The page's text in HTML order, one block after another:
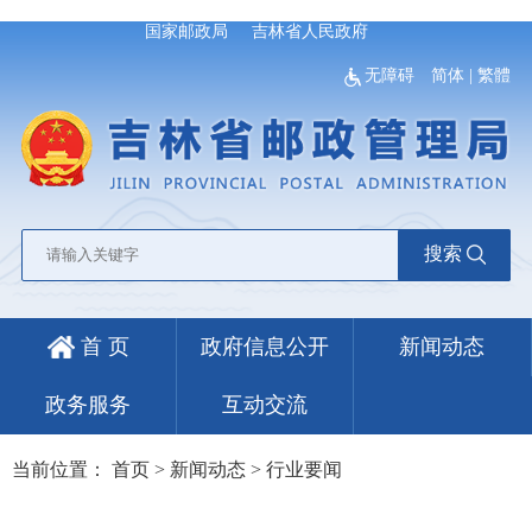
国家邮政局 吉林省人民政府
无障碍 简体 |繁體
搜索
首 页 政府信息公开 新闻动态
政务服务 互动交流
当前位置： 首页 > 新闻动态 > 行业要闻